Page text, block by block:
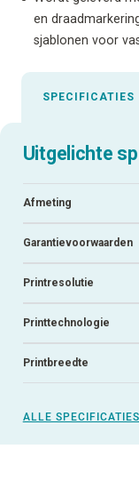
en
sjablonen voor
SPECIFICATIES
Uitgelichte
Afmeting
Garantievoorwaarden
Printresolutie
Printtechnologie
Printbreedte
ALLE SPECIFICATIES